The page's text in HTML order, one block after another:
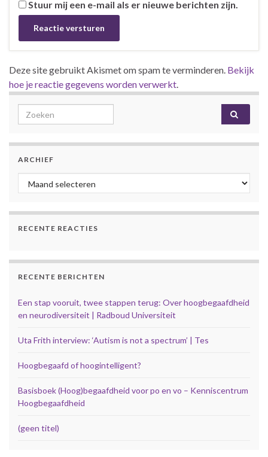
Stuur mij een e-mail als er nieuwe berichten zijn.
Deze site gebruikt Akismet om spam te verminderen. Bekijk
hoe je reactie gegevens worden verwerkt.
Search for:
ARCHIEF
Archief
RECENTE REACTIES
RECENTE BERICHTEN
Een stap vooruit, twee stappen terug: Over hoogbegaafdheid
en neurodiversiteit | Radboud Universiteit
Uta Frith interview: ‘Autism is not a spectrum’ | Tes
Hoogbegaafd of hoogintelligent?
Basisboek (Hoog)begaafdheid voor po en vo – Kenniscentrum
Hoogbegaafdheid
(geen titel)